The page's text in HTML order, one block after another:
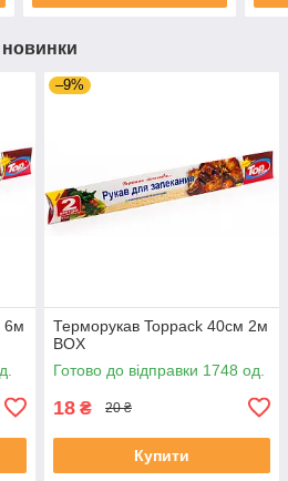
новинки
6м
–9%
Терморукав Toppack 40см 2м
BOX
Готово до відправки 1748 од.
18 ₴ 20 ₴
Купити